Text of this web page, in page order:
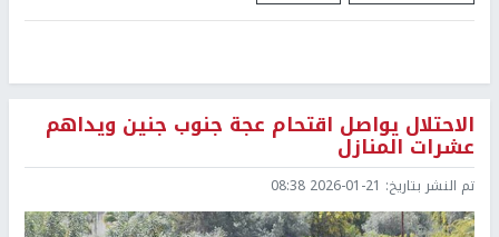
الاحتلال يواصل اقتحام عجة جنوب جنين ويداهم
عشرات المنازل
تم النشر بتاريخ: 2026-01-21 08:38